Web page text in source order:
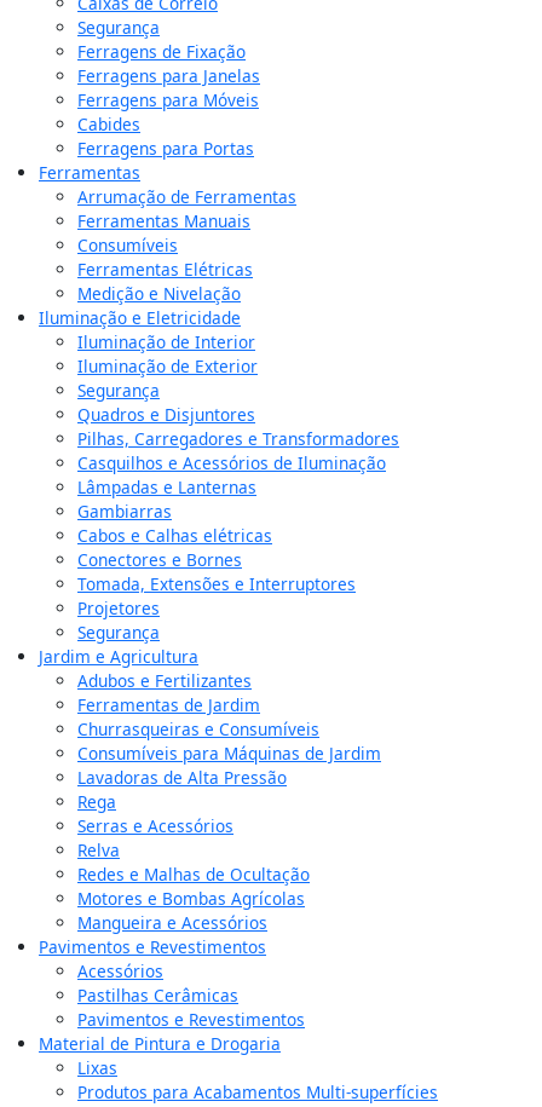
Segurança
Ferragens de Fixação
Ferragens para Janelas
Ferragens para Móveis
Cabides
Ferragens para Portas
Ferramentas
Arrumação de Ferramentas
Ferramentas Manuais
Consumíveis
Ferramentas Elétricas
Medição e Nivelação
Iluminação e Eletricidade
Iluminação de Interior
Iluminação de Exterior
Segurança
Quadros e Disjuntores
Pilhas, Carregadores e Transformadores
Casquilhos e Acessórios de Iluminação
Lâmpadas e Lanternas
Gambiarras
Cabos e Calhas elétricas
Conectores e Bornes
Tomada, Extensões e Interruptores
Projetores
Segurança
Jardim e Agricultura
Adubos e Fertilizantes
Ferramentas de Jardim
Churrasqueiras e Consumíveis
Consumíveis para Máquinas de Jardim
Lavadoras de Alta Pressão
Rega
Serras e Acessórios
Relva
Redes e Malhas de Ocultação
Motores e Bombas Agrícolas
Mangueira e Acessórios
Pavimentos e Revestimentos
Acessórios
Pastilhas Cerâmicas
Pavimentos e Revestimentos
Material de Pintura e Drogaria
Lixas
Produtos para Acabamentos Multi-superfícies